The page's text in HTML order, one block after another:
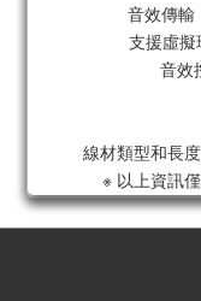
音效傳輸
支援虛
音效
線材類型和長
※ 以上資訊